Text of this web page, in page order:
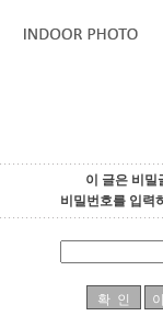
이 글은 비밀
비밀번호를 입력